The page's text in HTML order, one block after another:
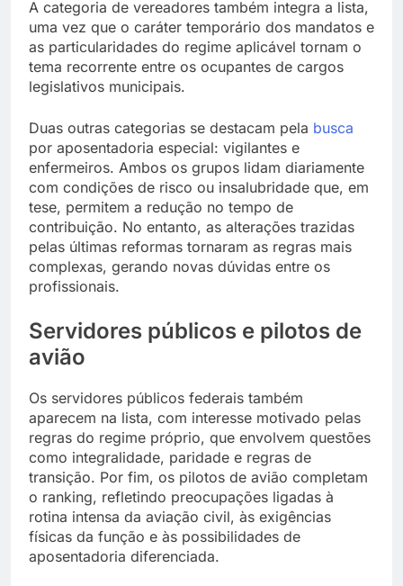
A categoria de vereadores também integra a lista,
uma vez que o caráter temporário dos mandatos e
as particularidades do regime aplicável tornam o
tema recorrente entre os ocupantes de cargos
legislativos municipais.
Duas outras categorias se destacam pela busca
por aposentadoria especial: vigilantes e
enfermeiros. Ambos os grupos lidam diariamente
com condições de risco ou insalubridade que, em
tese, permitem a redução no tempo de
contribuição. No entanto, as alterações trazidas
pelas últimas reformas tornaram as regras mais
complexas, gerando novas dúvidas entre os
profissionais.
Servidores públicos e pilotos de
avião
Os servidores públicos federais também
aparecem na lista, com interesse motivado pelas
regras do regime próprio, que envolvem questões
como integralidade, paridade e regras de
transição. Por fim, os pilotos de avião completam
o ranking, refletindo preocupações ligadas à
rotina intensa da aviação civil, às exigências
físicas da função e às possibilidades de
aposentadoria diferenciada.